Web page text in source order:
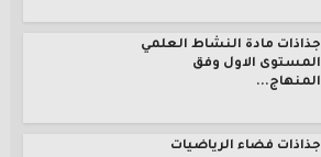
جذاذات مادة النشاط العلمي
المستوى الاول وفق
المنهاج...
جذاذات فضاء الرياضيات